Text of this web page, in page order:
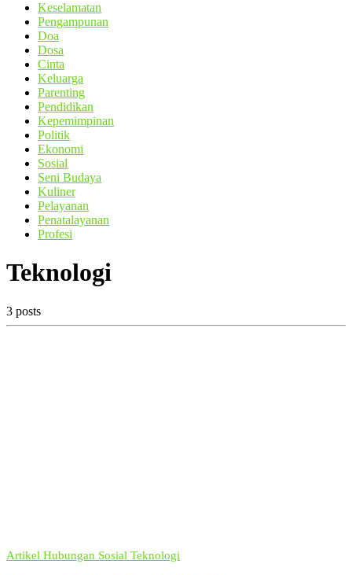
Keselamatan
Pengampunan
Doa
Dosa
Cinta
Keluarga
Parenting
Pendidikan
Kepemimpinan
Politik
Ekonomi
Sosial
Seni Budaya
Kuliner
Pelayanan
Penatalayanan
Profesi
Teknologi
3 posts
Artikel Hubungan Sosial Teknologi